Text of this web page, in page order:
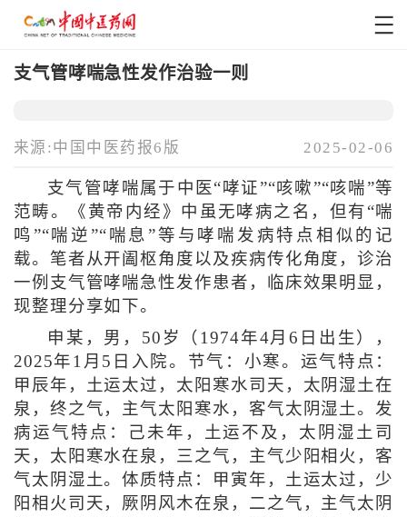
支气管哮喘急性发作治验一则
来源:中国中医药报6版 2025-02-06
支气管哮喘属于中医“哮证”“咳嗽”“咳喘”等
范畴。《黄帝内经》中虽无哮病之名，但有“喘
鸣”“喘逆”“喘息”等与哮喘发病特点相似的记
载。笔者从开阖枢角度以及疾病传化角度，诊治
一例支气管哮喘急性发作患者，临床效果明显，
现整理分享如下。
申某，男，50岁（1974年4月6日出生），
2025年1月5日入院。节气：小寒。运气特点：
甲辰年，土运太过，太阳寒水司天，太阴湿土在
泉，终之气，主气太阳寒水，客气太阴湿土。发
病运气特点：己未年，土运不及，太阴湿土司
天，太阳寒水在泉，三之气，主气少阳相火，客
气太阴湿土。体质特点：甲寅年，土运太过，少
阳相火司天，厥阴风木在泉，二之气，主气太阴